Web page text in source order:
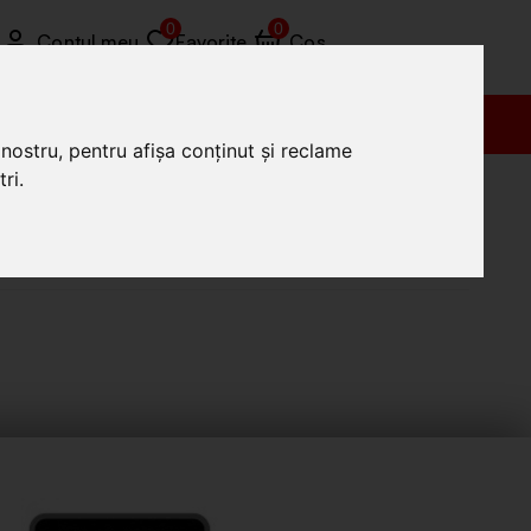
pentru afișa conținut și reclame
Contul meu Favorite
0
Coș
0